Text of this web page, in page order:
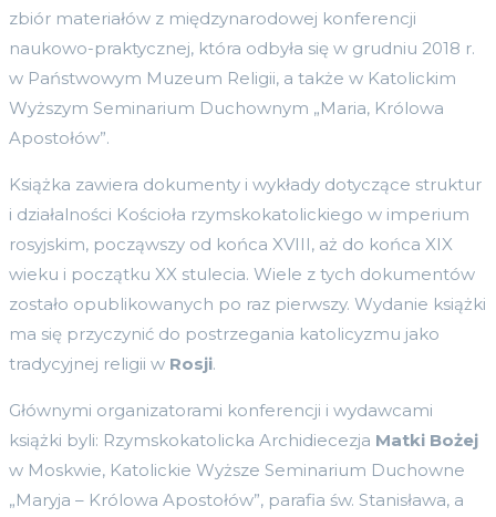
zbiór materiałów z międzynarodowej konferencji
naukowo-praktycznej, która odbyła się w grudniu 2018 r.
w Państwowym Muzeum Religii, a także w Katolickim
Wyższym Seminarium Duchownym „Maria, Królowa
Apostołów”.
Książka zawiera dokumenty i wykłady dotyczące struktur
i działalności Kościoła rzymskokatolickiego w imperium
rosyjskim, począwszy od końca XVIII, aż do końca XIX
wieku i początku XX stulecia. Wiele z tych dokumentów
zostało opublikowanych po raz pierwszy. Wydanie książki
ma się przyczynić do postrzegania katolicyzmu jako
tradycyjnej religii w Rosji.
Głównymi organizatorami konferencji i wydawcami
książki byli: Rzymskokatolicka Archidiecezja Matki Bożej
w Moskwie, Katolickie Wyższe Seminarium Duchowne
„Maryja – Królowa Apostołów”, parafia św. Stanisława, a